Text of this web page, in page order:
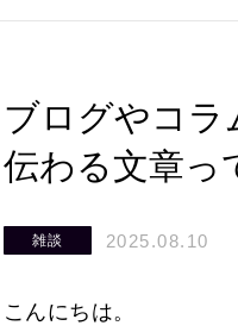
ブログやコ
伝わる文章っ
雑談 2025.08.10
こんにちは。